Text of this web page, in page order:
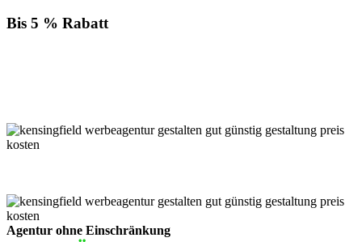
Bis 5 % Rabatt
Agentur ohne Einschränkung